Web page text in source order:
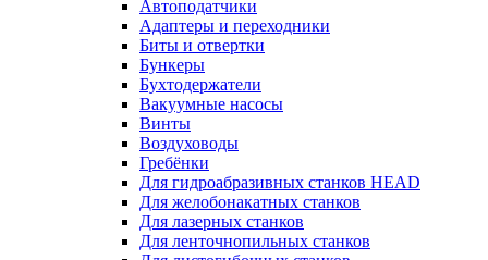
Автоподатчики
Адаптеры и переходники
Биты и отвертки
Бункеры
Бухтодержатели
Вакуумные насосы
Винты
Воздуховоды
Гребёнки
Для гидроабразивных станков HEAD
Для желобонакатных станков
Для лазерных станков
Для ленточнопильных станков